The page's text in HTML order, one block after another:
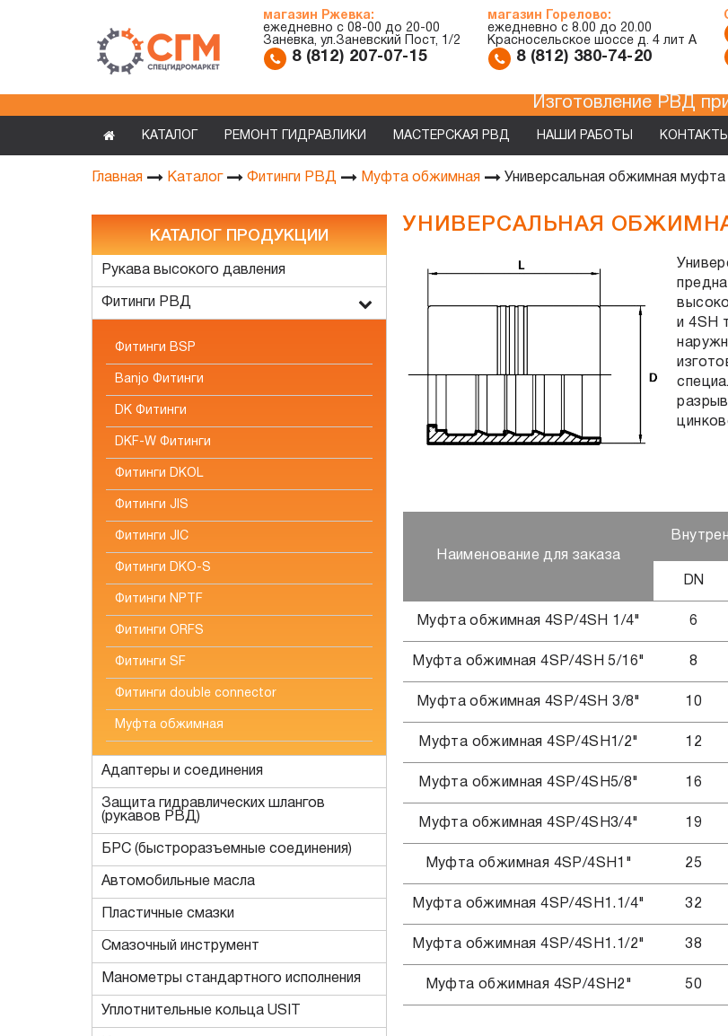
магазин Ржевка:
ежедневно с 08-00 до 20-00
Заневка, ул.Заневский Пост, 1/2
8 (812) 207-07-15
магазин Горелово:
ежедневно с 8.00 до 20.00
Красносельское шоссе д. 4 лит А
8 (812) 380-74-20
Изготовление
КАТАЛОГ РЕМОНТ ГИДРАВЛИКИ МАСТЕРСКАЯ РВД НАШИ РАБОТЫ КОНТАКТЫ
Главная Каталог Фитинги РВД Муфта обжимная Универсальная обжимная муфта
КАТАЛОГ ПРОДУКЦИИ
Рукава высокого давления
Фитинги РВД
Фитинги BSP
Banjo Фитинги
DK Фитинги
DKF-W Фитинги
Фитинги DKOL
Фитинги JIS
Фитинги JIC
Фитинги DKO-S
Фитинги NPTF
Фитинги ORFS
Фитинги SF
Фитинги double connector
Муфта обжимная
Адаптеры и соединения
Защита гидравлических шлангов
(рукавов РВД)
БРС (быстроразъемные соединения)
Автомобильные масла
Пластичные смазки
Смазочный инструмент
Манометры стандартного исполнения
Уплотнительные кольца USIT
УНИВЕРСАЛЬНАЯ
и 4SH
Наименование для заказа
DN
Муфта обжимная 4SP/4SH 1/4" 6
Муфта обжимная 4SP/4SH 5/16" 8
Муфта обжимная 4SP/4SH 3/8" 10
Муфта обжимная 4SP/4SH1/2" 12
Муфта обжимная 4SP/4SH5/8" 16
Муфта обжимная 4SP/4SH3/4" 19
Муфта обжимная 4SP/4SH1" 25
Муфта обжимная 4SP/4SH1.1/4" 32
Муфта обжимная 4SP/4SH1.1/2" 38
Муфта обжимная 4SP/4SH2" 50